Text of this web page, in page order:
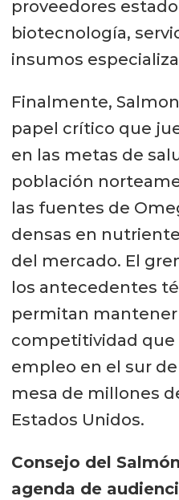
proveedores
biotecnología,
insumos
Finalmente,
papel crítico que
en las metas de
población
las fuentes de
densas en
del mercado. El
los antecedentes
permitan
competitividad que
empleo en el sur
mesa de millones
Estados Unidos.
Consejo del
agenda de